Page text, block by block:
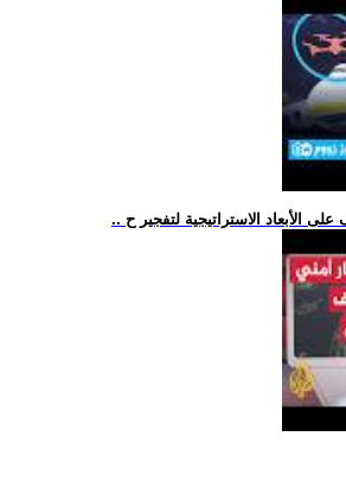
على الأبعاد الاستراتيجية لتفجير ح